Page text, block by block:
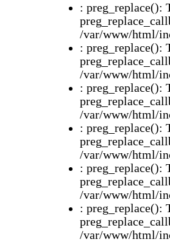
: preg_replace():
/var/www/html/
: preg_replace():
/var/www/html/
: preg_replace():
/var/www/html/
: preg_replace():
/var/www/html/
: preg_replace():
/var/www/html/
: preg_replace():
/var/www/html/